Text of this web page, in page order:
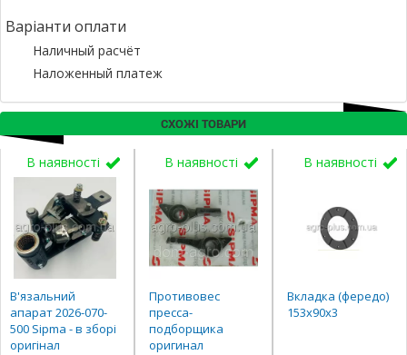
Варіанти оплати
Наличный расчёт
Наложенный платеж
СХОЖІ ТОВАРИ
В наявності
В'язальний
апарат 2026-070-
500 Sipma - в зборі
оригінал
В наявності
Противовес
пресса-
подборщика
оригинал
В наявності
Вкладка (фередо)
153х90х3